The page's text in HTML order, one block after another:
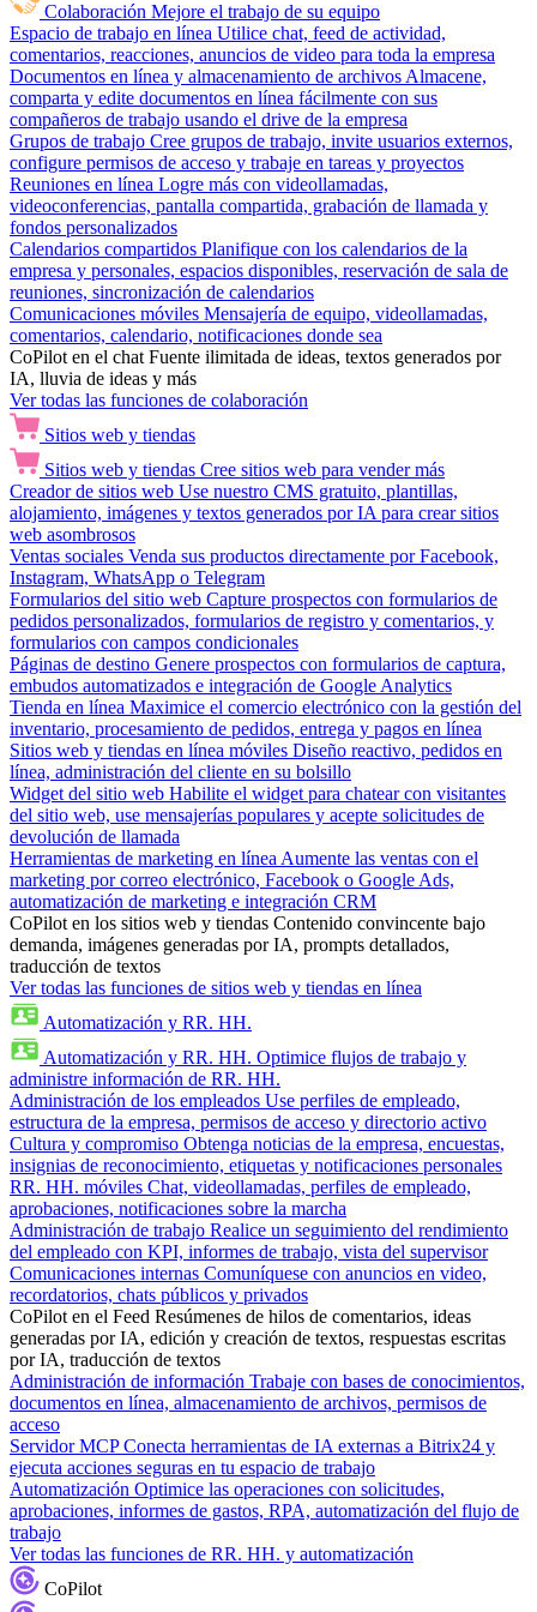
Colaboración Mejore el trabajo de su equipo
Espacio de trabajo en línea Utilice chat, feed de actividad,
comentarios, reacciones, anuncios de video para toda la empresa
Documentos en línea y almacenamiento de archivos Almacene,
comparta y edite documentos en línea fácilmente con sus
compañeros de trabajo usando el drive de la empresa
Grupos de trabajo Cree grupos de trabajo, invite usuarios externos,
configure permisos de acceso y trabaje en tareas y proyectos
Reuniones en línea Logre más con videollamadas,
videoconferencias, pantalla compartida, grabación de llamada y
fondos personalizados
Calendarios compartidos Planifique con los calendarios de la
empresa y personales, espacios disponibles, reservación de sala de
reuniones, sincronización de calendarios
Comunicaciones móviles Mensajería de equipo, videollamadas,
comentarios, calendario, notificaciones donde sea
CoPilot en el chat Fuente ilimitada de ideas, textos generados por
IA, lluvia de ideas y más
Ver todas las funciones de colaboración
Sitios web y tiendas
Sitios web y tiendas Cree sitios web para vender más
Creador de sitios web Use nuestro CMS gratuito, plantillas,
alojamiento, imágenes y textos generados por IA para crear sitios
web asombrosos
Ventas sociales Venda sus productos directamente por Facebook,
Instagram, WhatsApp o Telegram
Formularios del sitio web Capture prospectos con formularios de
pedidos personalizados, formularios de registro y comentarios, y
formularios con campos condicionales
Páginas de destino Genere prospectos con formularios de captura,
embudos automatizados e integración de Google Analytics
Tienda en línea Maximice el comercio electrónico con la gestión del
inventario, procesamiento de pedidos, entrega y pagos en línea
Sitios web y tiendas en línea móviles Diseño reactivo, pedidos en
línea, administración del cliente en su bolsillo
Widget del sitio web Habilite el widget para chatear con visitantes
del sitio web, use mensajerías populares y acepte solicitudes de
devolución de llamada
Herramientas de marketing en línea Aumente las ventas con el
marketing por correo electrónico, Facebook o Google Ads,
automatización de marketing e integración CRM
CoPilot en los sitios web y tiendas Contenido convincente bajo
demanda, imágenes generadas por IA, prompts detallados,
traducción de textos
Ver todas las funciones de sitios web y tiendas en línea
Automatización y RR. HH.
Automatización y RR. HH. Optimice flujos de trabajo y
administre información de RR. HH.
Administración de los empleados Use perfiles de empleado,
estructura de la empresa, permisos de acceso y directorio activo
Cultura y compromiso Obtenga noticias de la empresa, encuestas,
insignias de reconocimiento, etiquetas y notificaciones personales
RR. HH. móviles Chat, videollamadas, perfiles de empleado,
aprobaciones, notificaciones sobre la marcha
Administración de trabajo Realice un seguimiento del rendimiento
del empleado con KPI, informes de trabajo, vista del supervisor
Comunicaciones internas Comuníquese con anuncios en video,
recordatorios, chats públicos y privados
CoPilot en el Feed Resúmenes de hilos de comentarios, ideas
generadas por IA, edición y creación de textos, respuestas escritas
por IA, traducción de textos
Administración de información Trabaje con bases de conocimientos,
documentos en línea, almacenamiento de archivos, permisos de
acceso
Servidor MCP Conecta herramientas de IA externas a Bitrix24 y
ejecuta acciones seguras en tu espacio de trabajo
Automatización Optimice las operaciones con solicitudes,
aprobaciones, informes de gastos, RPA, automatización del flujo de
trabajo
Ver todas las funciones de RR. HH. y automatización
CoPilot